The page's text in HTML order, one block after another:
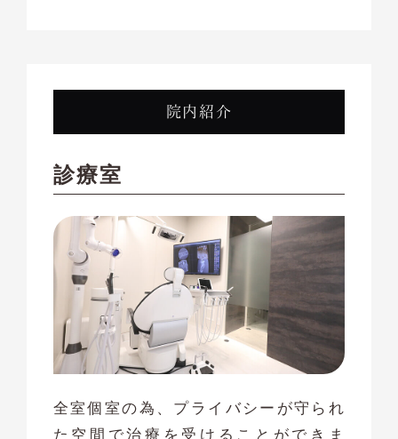
院内紹介
診療室
全室個室の為、プライバシーが守られ
た空間で治療を受けることができま